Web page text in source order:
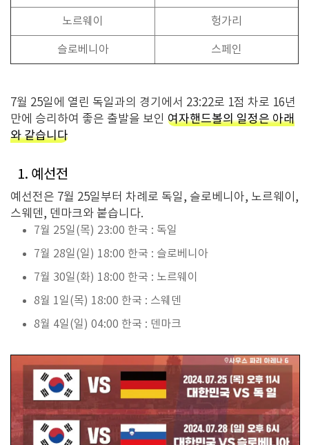
노르웨이 헝가리
슬로베니아 스페인
7월 25일에 열린 독일과의 경기에서 23:22로 1점 차로 16년
만에 승리하여 좋은 출발을 보인 여자핸드볼의 일정은 아래
와 같습니다
1. 예선전
예선전은 7월 25일부터 차례로 독일, 슬로베니아, 노르웨이,
스웨덴, 덴마크와 붙습니다.
7월 25일(목) 23:00 한국 : 독일
7월 28일(일) 18:00 한국 : 슬로베니아
7월 30일(화) 18:00 한국 : 노르웨이
8월 1일(목) 18:00 한국 : 스웨덴
8월 4일(일) 04:00 한국 : 덴마크